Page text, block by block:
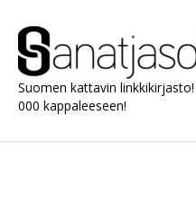
sisältöön
Suomen kattavin
000 kappaleeseen!